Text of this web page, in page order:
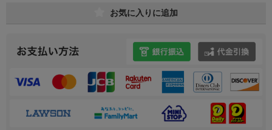
お気に入りに追加